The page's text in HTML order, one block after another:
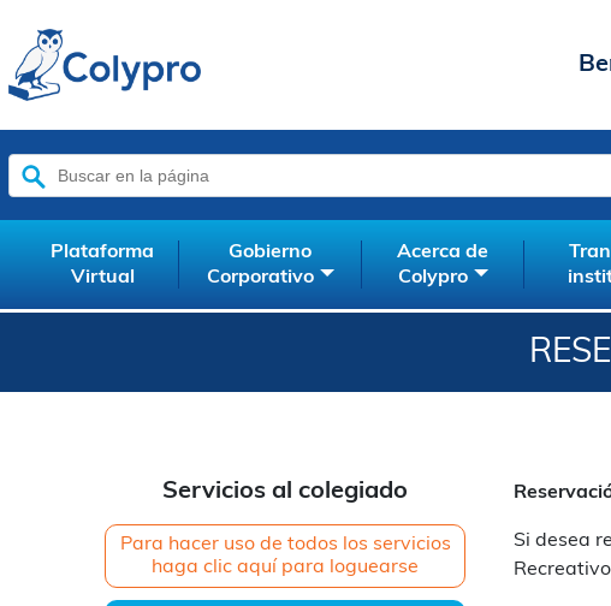
Buscar:
Plataforma
Virtual
Gobierno
Corporativo
Acerca de
Colypro
Servicios al colegiado
Para hacer uso de todos los servicios
haga clic aquí para loguearse
Si desea